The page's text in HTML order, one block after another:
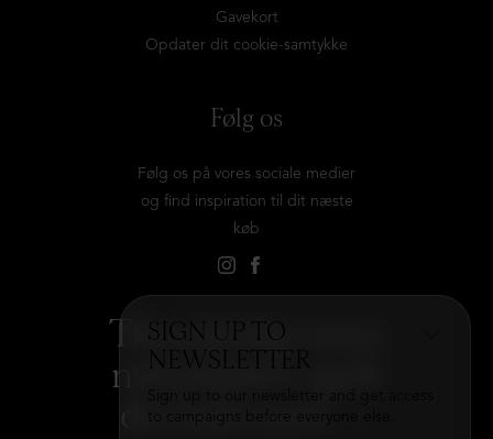
SIGN UP TO
Gavekort
Opdater dit cookie-samtykke
Følg os
Følg os på vores sociale medier
og find inspiration til dit næste
køb
Tilmeld dig vores
nyhedsbrev og få